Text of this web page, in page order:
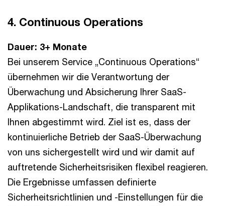
4. Continuous Operations
Dauer: 3+ Monate
Bei unserem Service „Continuous Operations“
übernehmen wir die Verantwortung der
Überwachung und Absicherung Ihrer SaaS-
Applikations-Landschaft, die transparent mit
Ihnen abgestimmt wird. Ziel ist es, dass der
kontinuierliche Betrieb der SaaS-Überwachung
von uns sichergestellt wird und wir damit auf
auftretende Sicherheitsrisiken flexibel reagieren.
Die Ergebnisse umfassen definierte
Sicherheitsrichtlinien und -Einstellungen für die